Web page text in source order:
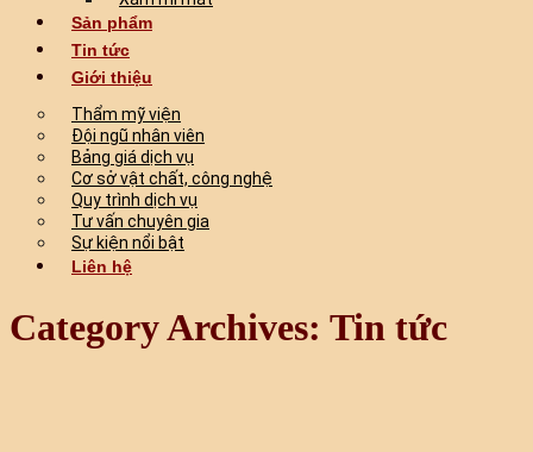
Sản phẩm
Tin tức
Giới thiệu
Thẩm mỹ viện
Đội ngũ nhân viên
Bảng giá dịch vụ
Cơ sở vật chất, công nghệ
Quy trình dịch vụ
Tư vấn chuyên gia
Sự kiện nổi bật
Liên hệ
Category Archives: Tin tức